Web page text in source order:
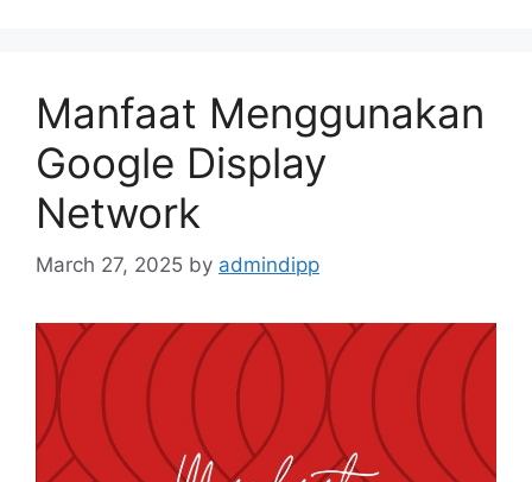
Manfaat Menggunakan
Google Display
Network
March 27, 2025 by admindipp